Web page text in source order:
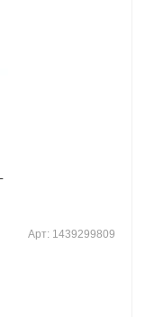
Арт: 1439299809